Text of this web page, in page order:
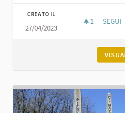
CREATO IL
27/04/2023
1 1
SEGUI